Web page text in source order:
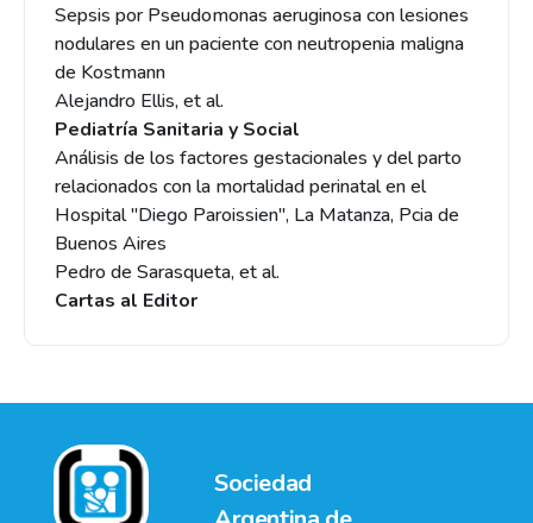
Sepsis por Pseudomonas aeruginosa con lesiones
nodulares en un paciente con neutropenia maligna
de Kostmann
Alejandro Ellis, et al.
Pediatría Sanitaria y Social
Análisis de los factores gestacionales y del parto
relacionados con la mortalidad perinatal en el
Hospital "Diego Paroissien", La Matanza, Pcia de
Buenos Aires
Pedro de Sarasqueta, et al.
Cartas al Editor
Sociedad